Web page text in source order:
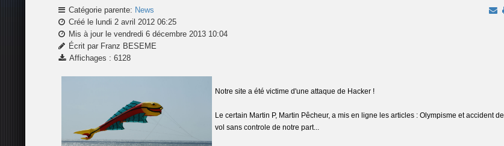
Catégorie parente: News
Créé le lundi 2 avril 2012 06:25
Mis à jour le vendredi 6 décembre 2013 10:04
Écrit par Franz BESEME
Affichages : 6128
Notre site a été victime d'une attaque de Hacker !
Le certain Martin P, Martin Pêcheur, a mis en ligne les articles : Olympisme et accident de
vol sans controle de notre part...